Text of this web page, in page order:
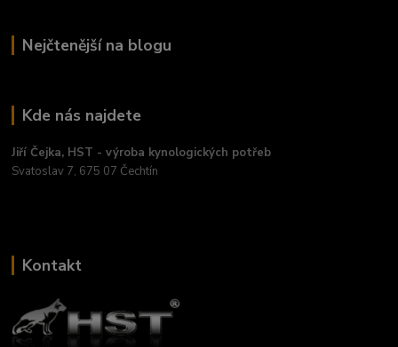
Nejčtenější na blogu
Kde nás najdete
Jiří Čejka, HST - výroba kynologických potřeb
Svatoslav 7, 675 07 Čechtín
Kontakt